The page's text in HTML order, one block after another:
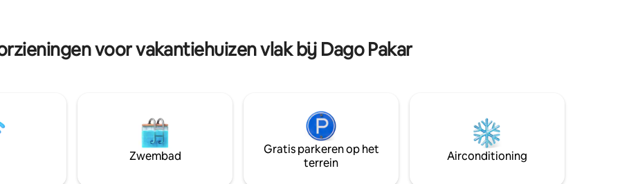
natuur en saamhorigheid!
bergen.
ons profiel voor eenheden met 1–4
voor vakantiehuizen vlak bij Dago Pakar
Zwembad
Gratis parkeren op het
terrein
Airconditioning